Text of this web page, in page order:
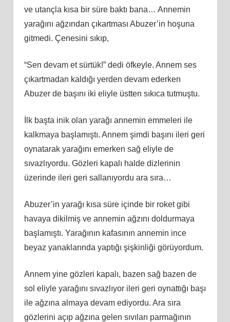
ve utançla kısa bir süre baktı bana… Annemin
yarağını ağzından çıkartması Abuzer’in hoşuna
gitmedi. Çenesini sıkıp,
“Sen devam et sürtük!” dedi öfkeyle. Annem ses
çıkartmadan kaldığı yerden devam ederken
Abuzer de başını iki eliyle üstten sıkıca tutmuştu.
İlk başta inik olan yarağı annemin emmeleri ile
kalkmaya başlamıştı. Annem şimdi başını ileri geri
oynatarak yarağını emerken sağ eliyle de
sıvazlıyordu. Gözleri kapalı halde dizlerinin
üzerinde ileri geri sallanıyordu ara sıra…
Abuzer’in yarağı kısa süre içinde bir roket gibi
havaya dikilmiş ve annemin ağzını doldurmaya
başlamıştı. Yarağının kafasının annemin ince
beyaz yanaklarında yaptığı şişkinliği görüyordum.
Annem yine gözleri kapalı, bazen sağ bazen de
sol eliyle yarağını sıvazlıyor ileri geri oynattığı başı
ile ağzına almaya devam ediyordu. Ara sıra
gözlerini açıp ağzına gelen sıvıları parmağının